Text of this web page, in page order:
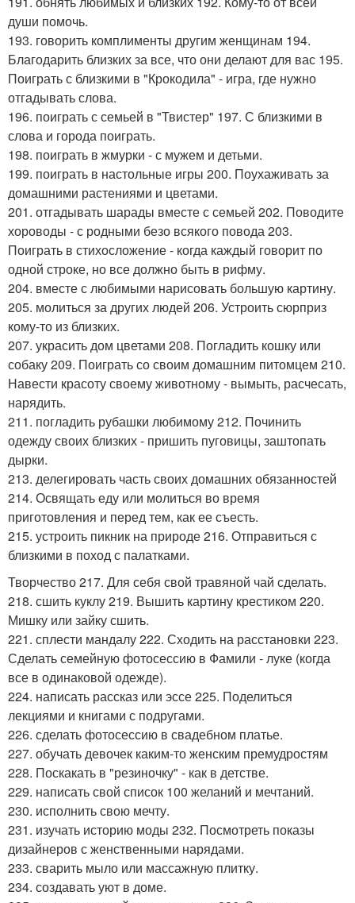
души помочь.
193. говорить комплименты другим женщинам 194.
Благодарить близких за все, что они делают для вас 195.
Поиграть с близкими в "Крокодила" - игра, где нужно
отгадывать слова.
196. поиграть с семьей в "Твистер" 197. С близкими в
слова и города поиграть.
198. поиграть в жмурки - с мужем и детьми.
199. поиграть в настольные игры 200. Поухаживать за
домашними растениями и цветами.
201. отгадывать шарады вместе с семьей 202. Поводите
хороводы - с родными безо всякого повода 203.
Поиграть в стихосложение - когда каждый говорит по
одной строке, но все должно быть в рифму.
204. вместе с любимыми нарисовать большую картину.
205. молиться за других людей 206. Устроить сюрприз
кому-то из близких.
207. украсить дом цветами 208. Погладить кошку или
собаку 209. Поиграть со своим домашним питомцем 210.
Навести красоту своему животному - вымыть, расчесать,
нарядить.
211. погладить рубашки любимому 212. Починить
одежду своих близких - пришить пуговицы, заштопать
дырки.
213. делегировать часть своих домашних обязанностей
214. Освящать еду или молиться во время
приготовления и перед тем, как ее съесть.
215. устроить пикник на природе 216. Отправиться с
близкими в поход с палатками.
Творчество 217. Для себя свой травяной чай сделать.
218. сшить куклу 219. Вышить картину крестиком 220.
Мишку или зайку сшить.
221. сплести мандалу 222. Сходить на расстановки 223.
Сделать семейную фотосессию в Фамили - луке (когда
все в одинаковой одежде).
224. написать рассказ или эссе 225. Поделиться
лекциями и книгами с подругами.
226. сделать фотосессию в свадебном платье.
227. обучать девочек каким-то женским премудростям
228. Поскакать в "резиночку" - как в детстве.
229. написать свой список 100 желаний и мечтаний.
230. исполнить свою мечту.
231. изучать историю моды 232. Посмотреть показы
дизайнеров с женственными нарядами.
233. сварить мыло или массажную плитку.
234. создавать уют в доме.